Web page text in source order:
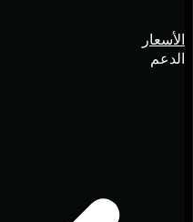
الأسعار
الدعم